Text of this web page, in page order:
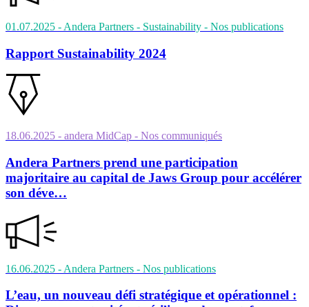
01.07.2025 - Andera Partners - Sustainability - Nos publications
Rapport Sustainability 2024
18.06.2025 - andera MidCap - Nos communiqués
Andera Partners prend une participation
majoritaire au capital de Jaws Group pour accélérer
son déve…
16.06.2025 - Andera Partners - Nos publications
L’eau, un nouveau défi stratégique et opérationnel :